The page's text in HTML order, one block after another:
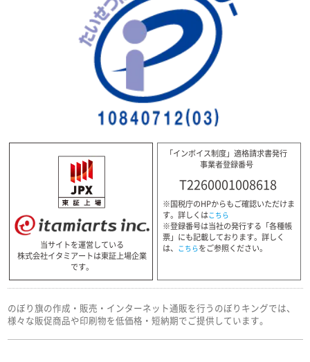
当サイトを運営している
株式会社イタミアートは東証上場企業
です。
「インボイス制度」適格請求書発行
事業者登録番号
T2260001008618
※国税庁のHPからもご確認いただけま
す。詳しくはこちら
※登録番号は当社の発行する「各種帳
票」にも記載しております。詳しく
は、 こちらをご参照ください。
のぼり旗の作成・販売・インターネット通販を行うのぼりキングでは、
様々な販促商品や印刷物を低価格・短納期でご提供しています。